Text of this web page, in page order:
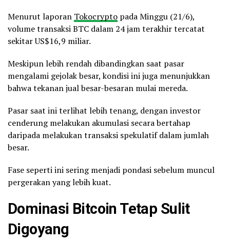
Menurut laporan Tokocrypto pada Minggu (21/6),
volume transaksi BTC dalam 24 jam terakhir tercatat
sekitar US$16,9 miliar.
Meskipun lebih rendah dibandingkan saat pasar
mengalami gejolak besar, kondisi ini juga menunjukkan
bahwa tekanan jual besar-besaran mulai mereda.
Pasar saat ini terlihat lebih tenang, dengan investor
cenderung melakukan akumulasi secara bertahap
daripada melakukan transaksi spekulatif dalam jumlah
besar.
Fase seperti ini sering menjadi pondasi sebelum muncul
pergerakan yang lebih kuat.
Dominasi Bitcoin Tetap Sulit
Digoyang